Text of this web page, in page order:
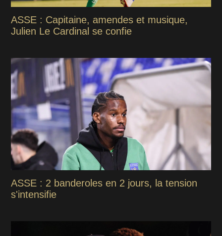
ASSE : Capitaine, amendes et musique,
Julien Le Cardinal se confie
ASSE : 2 banderoles en 2 jours, la tension
s'intensifie